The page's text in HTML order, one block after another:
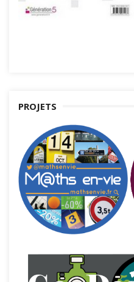
PROJETS